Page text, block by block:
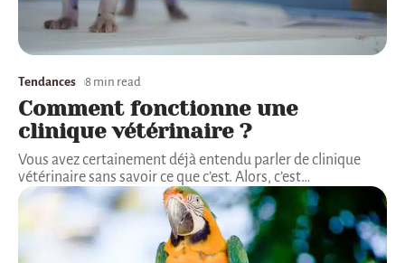
Tendances 8 min read
Comment fonctionne une
clinique vétérinaire ?
Vous avez certainement déjà entendu parler de clinique
vétérinaire sans savoir ce que c’est. Alors, c’est…